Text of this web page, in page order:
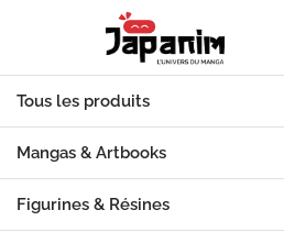
Tous les produits
Mangas & Artbooks
Figurines & Résines